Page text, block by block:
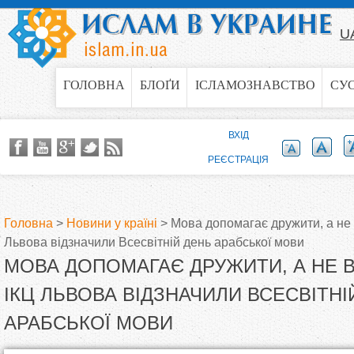
Jump to navigation
ГОЛОВНА БЛОҐИ ІСЛАМОЗНАВСТВО
В
и
є
Головна > Новини у країні > Мова допомагає дружити, а не
Львова відзначили Всесвітній день арабської мови
МОВА ДОПОМАГАЄ ДРУЖИТИ, А НЕ
ІКЦ ЛЬВОВА ВІДЗНАЧИЛИ
АРАБСЬКОЇ МОВИ
ВХІД
РЕЄСТРАЦІЯ